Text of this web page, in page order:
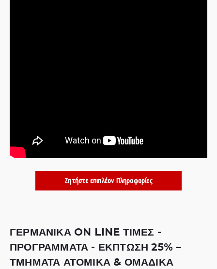
Ζητήστε επιπλέον Πληροφορίες
ΓΕΡΜΑΝΙΚΑ ON LINE ΤΙΜΕΣ -
ΠΡΟΓΡΑΜΜΑΤΑ - ΕΚΠΤΩΣΗ 25% –
ΤΜΗΜΑΤΑ ΑΤΟΜΙΚΑ & ΟΜΑΔΙΚΑ